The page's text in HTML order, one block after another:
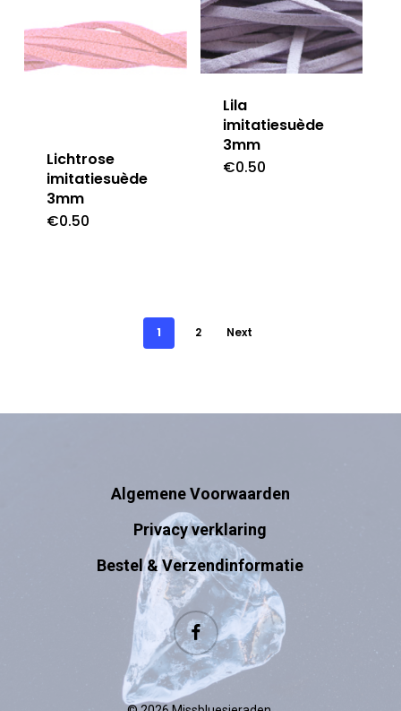
Lichtrose
imitatiesuède
3mm
€0.50
Lila
imitatiesuède
3mm
€0.50
1 2 Next
Algemene Voorwaarden
Privacy verklaring
Bestel & Verzendinformatie
facebook